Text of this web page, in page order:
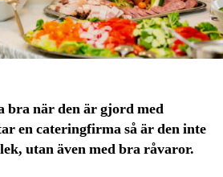
bra när den är gjord med
en cateringfirma så är den inte
utan även med bra råvaror.